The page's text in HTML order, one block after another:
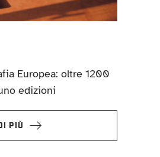
Europea: oltre 1200
edizioni
PIÙ